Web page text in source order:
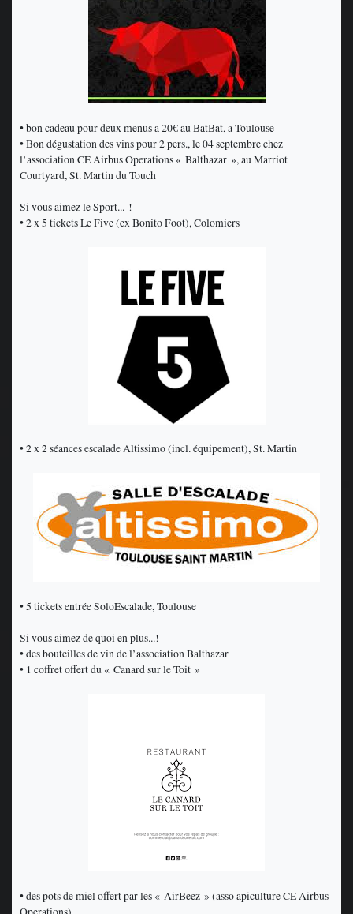
• bon cadeau pour deux menus a 20€ au BatBat, a Toulouse
• Bon dégustation des vins pour 2 pers., le 04 septembre chez
l’association CE Airbus Operations « Balthazar », au Marriot
Courtyard, St. Martin du Touch
Si vous aimez le Sport... !
• 2 x 5 tickets Le Five (ex Bonito Foot), Colomiers
• 2 x 2 séances escalade Altissimo (incl. équipement), St. Martin
• 5 tickets entrée SoloEscalade, Toulouse
Si vous aimez de quoi en plus...!
• des bouteilles de vin de l’association Balthazar
• 1 coffret offert du « Canard sur le Toit »
• des pots de miel offert par les « AirBeez » (asso apiculture CE Airbus
Operations)